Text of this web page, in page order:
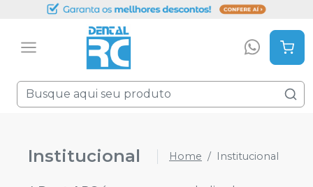
Institucional Home Institucional